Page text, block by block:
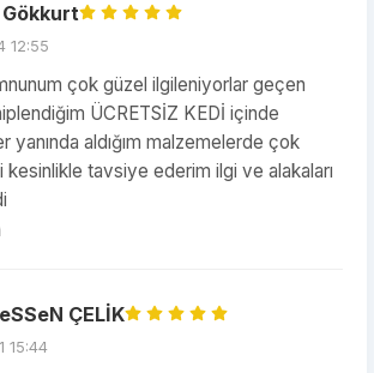
12:55
çok güzel ilgileniyorlar geçen
ÜCRETSİZ KEDİ içinde
yanında aldığım malzemelerde çok
kesinlikle tavsiye ederim ilgi ve alakaları
ÇELİK
15:44